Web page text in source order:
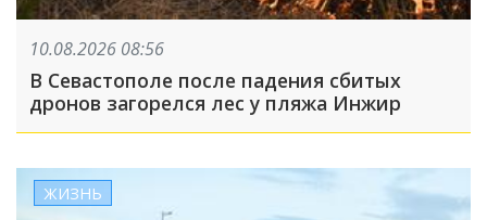
10.08.2026 08:56
В Севастополе после падения сбитых
дронов загорелся лес у пляжа Инжир
ЖИЗНЬ